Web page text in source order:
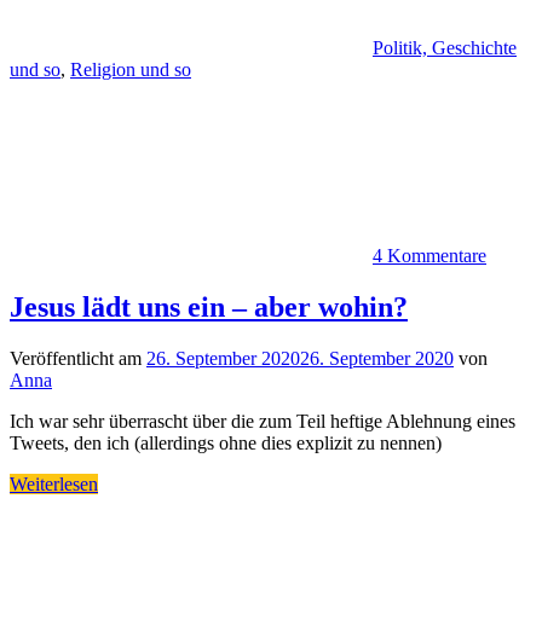
Politik, Geschichte
und so, Religion und so
4 Kommentare
Jesus lädt uns ein – aber wohin?
Veröffentlicht am 26. September 202026. September 2020 von
Anna
Ich war sehr überrascht über die zum Teil heftige Ablehnung eines
Tweets, den ich (allerdings ohne dies explizit zu nennen)
Weiterlesen